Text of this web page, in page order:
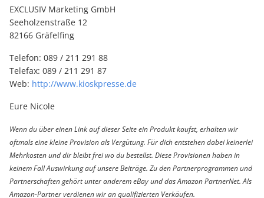
EXCLUSIV Marketing GmbH
Seeholzenstraße 12
82166 Gräfelfing
Telefon: 089 / 211 291 88
Telefax: 089 / 211 291 87
Web: http://www.kioskpresse.de
Eure Nicole
Wenn du über einen Link auf dieser Seite ein Produkt kaufst, erhalten wir
oftmals eine kleine Provision als Vergütung. Für dich entstehen dabei keinerlei
Mehrkosten und dir bleibt frei wo du bestellst. Diese Provisionen haben in
keinem Fall Auswirkung auf unsere Beiträge. Zu den Partnerprogrammen und
Partnerschaften gehört unter anderem eBay und das Amazon PartnerNet. Als
Amazon-Partner verdienen wir an qualifizierten Verkäufen.